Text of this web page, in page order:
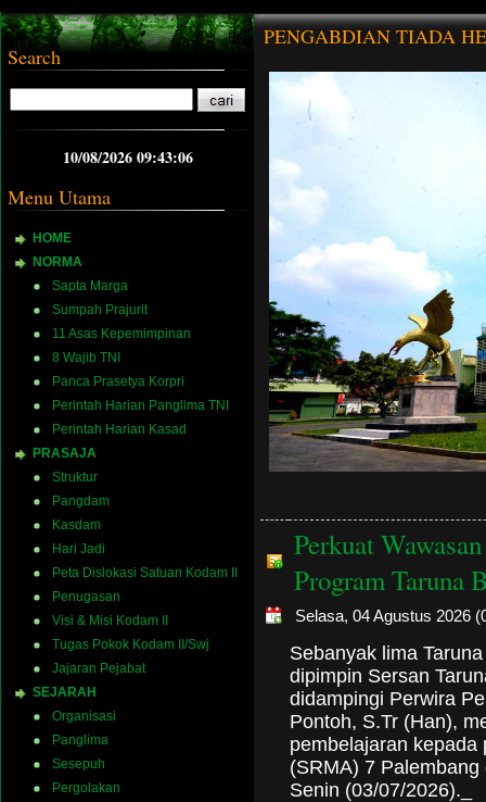
Search
10/08/2026 09:43:07
Menu Utama
HOME
NORMA
Sapta Marga
Sumpah Prajurit
11 Asas Kepemimpinan
8 Wajib TNI
Panca Prasetya Korpri
Perintah Harian Panglima TNI
Perintah Harian Kasad
PRASAJA
Struktur
Pangdam
Kasdam
Hari Jadi
Peta Dislokasi Satuan Kodam II
Penugasan
Visi & Misi Kodam II
Tugas Pokok Kodam II/Swj
Jajaran Pejabat
SEJARAH
Organisasi
Panglima
Sesepuh
Pergolakan
PENGABDIAN TIADA
Perkuat
Program Taruna
Selasa, 04 Agustus 2026
Sebanyak lima
dipimpin Sersan
didampingi Perwira
Pontoh, S.Tr (Han),
pembelajaran kepada
(SRMA) 7
Senin (03/07/2026)._